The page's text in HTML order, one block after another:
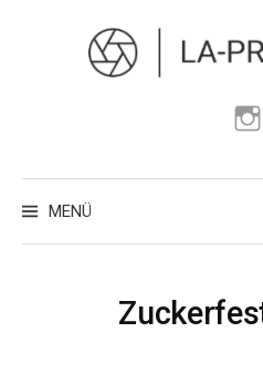
überspringen
MENÜ